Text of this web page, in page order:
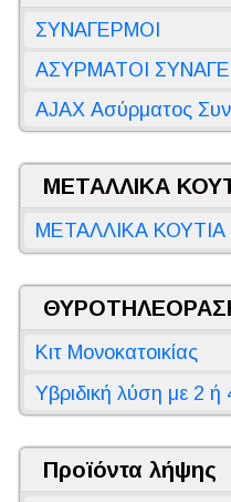
ΣΥΝΑΓΕΡΜΟΙ
ΑΣΥΡΜΑΤΟΙ
AJAX Ασύρματος
ΜΕΤΑΛΛΙΚΑ
ΜΕΤΑΛΛΙΚΑ ΚΟΥΤΙΑ
Κιτ Μονοκατοικίας
Υβριδική λύση με 2 ή
Προϊόντα λήψης